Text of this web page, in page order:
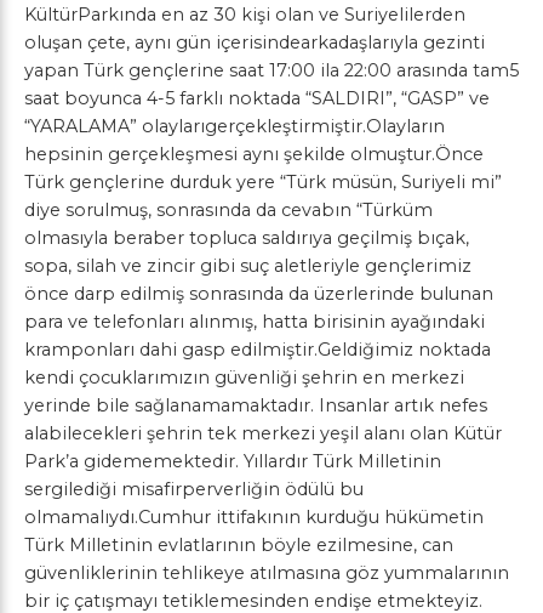
KültürParkında en az 30 kişi olan ve Suriyelilerden
oluşan çete, aynı gün içerisindearkadaşlarıyla gezinti
yapan Türk gençlerine saat 17:00 ila 22:00 arasında tam5
saat boyunca 4-5 farklı noktada “SALDIRI”, “GASP” ve
“YARALAMA” olaylarıgerçekleştirmiştir.Olayların
hepsinin gerçekleşmesi aynı şekilde olmuştur.Önce
Türk gençlerine durduk yere “Türk müsün, Suriyeli mi”
diye sorulmuş, sonrasında da cevabın “Türküm
olmasıyla beraber topluca saldırıya geçilmiş bıçak,
sopa, silah ve zincir gibi suç aletleriyle gençlerimiz
önce darp edilmiş sonrasında da üzerlerinde bulunan
para ve telefonları alınmış, hatta birisinin ayağındaki
kramponları dahi gasp edilmiştir.Geldiğimiz noktada
kendi çocuklarımızın güvenliği şehrin en merkezi
yerinde bile sağlanamamaktadır. Insanlar artık nefes
alabilecekleri şehrin tek merkezi yeşil alanı olan Kütür
Park’a gidememektedir. Yıllardır Türk Milletinin
sergilediği misafirperverliğin ödülü bu
olmamalıydı.Cumhur ittifakının kurduğu hükümetin
Türk Milletinin evlatlarının böyle ezilmesine, can
güvenliklerinin tehlikeye atılmasına göz yummalarının
bir iç çatışmayı tetiklemesinden endişe etmekteyiz.